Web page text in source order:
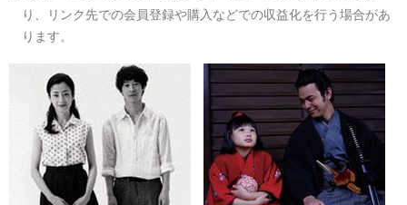
り、リンク先での会員登録や購入などでの収益化を行う場合があ
ります。